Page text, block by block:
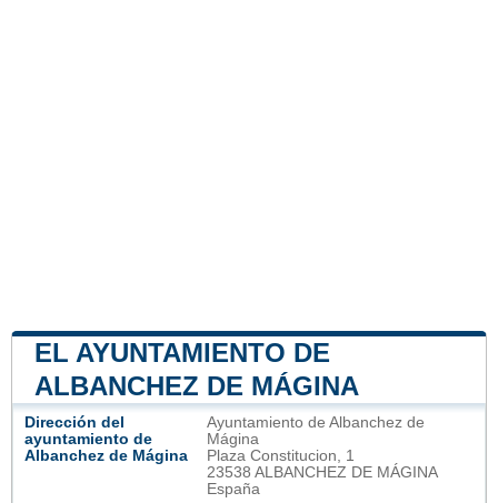
EL AYUNTAMIENTO DE
ALBANCHEZ DE MÁGINA
Dirección del
ayuntamiento de
Albanchez de Mágina
Ayuntamiento de Albanchez de
Mágina
Plaza Constitucion, 1
23538 ALBANCHEZ DE MÁGINA
España